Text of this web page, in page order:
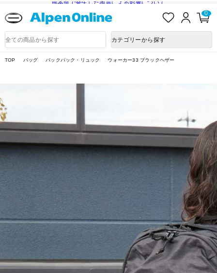
熊本県で発生した地震による影響について
入
ロ
ン
0
品
検
カテゴリーから探す
TOP バッグ バックパック・リュック ウォーカー33 ブラックヘザー